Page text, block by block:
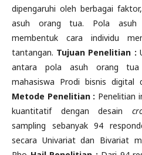
dipengaruhi oleh berbagai
asuh orang tua. Pola asuh
membentuk cara individu
tantangan. Tujuan Penelitian :
antara pola asuh orang tua
mahasiswa Prodi bisnis digital
Metode Penelitian : Penelitian
kuantitatif dengan desain
sampling sebanyak 94
secara Univariat dan Bivariat